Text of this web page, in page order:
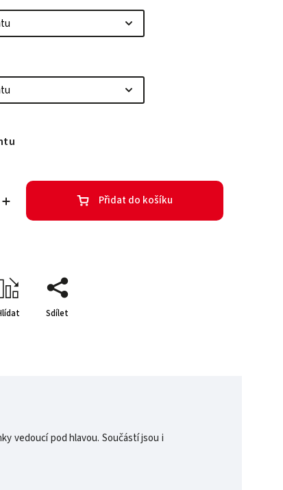
Přidat do košíku
Sdílet
vedoucí pod hlavou. Součástí jsou i